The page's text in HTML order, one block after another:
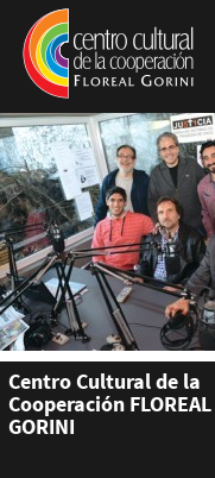
Pasar al contenido principal
Jump to main content
Centro Cultural de la
Cooperación FLOREAL
GORINI